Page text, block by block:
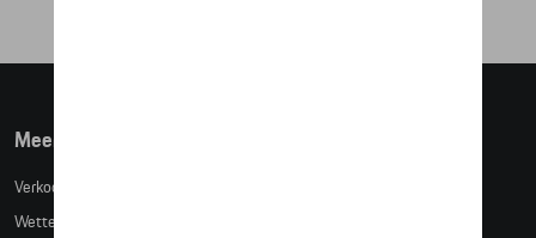
Meer info
Verkoopsvoorwaarden
Wettelijke bepalingen